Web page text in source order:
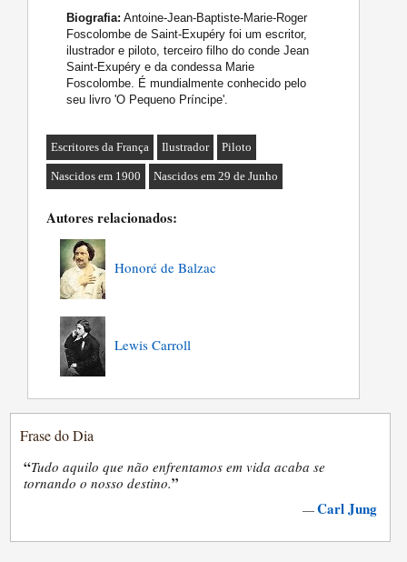
Biografia: Antoine-Jean-Baptiste-Marie-Roger
Foscolombe de Saint-Exupéry foi um escritor,
ilustrador e piloto, terceiro filho do conde Jean
Saint-Exupéry e da condessa Marie
Foscolombe. É mundialmente conhecido pelo
seu livro 'O Pequeno Príncipe'.
Escritores da França Ilustrador Piloto
Nascidos em 1900 Nascidos em 29 de Junho
Autores relacionados:
Honoré de Balzac
Lewis Carroll
Frase do Dia
“Tudo aquilo que não enfrentamos em vida acaba se
tornando o nosso destino.”
—Carl Jung